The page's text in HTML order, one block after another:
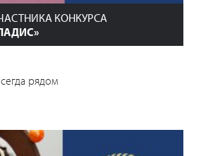
КОНКУРСА
рядом